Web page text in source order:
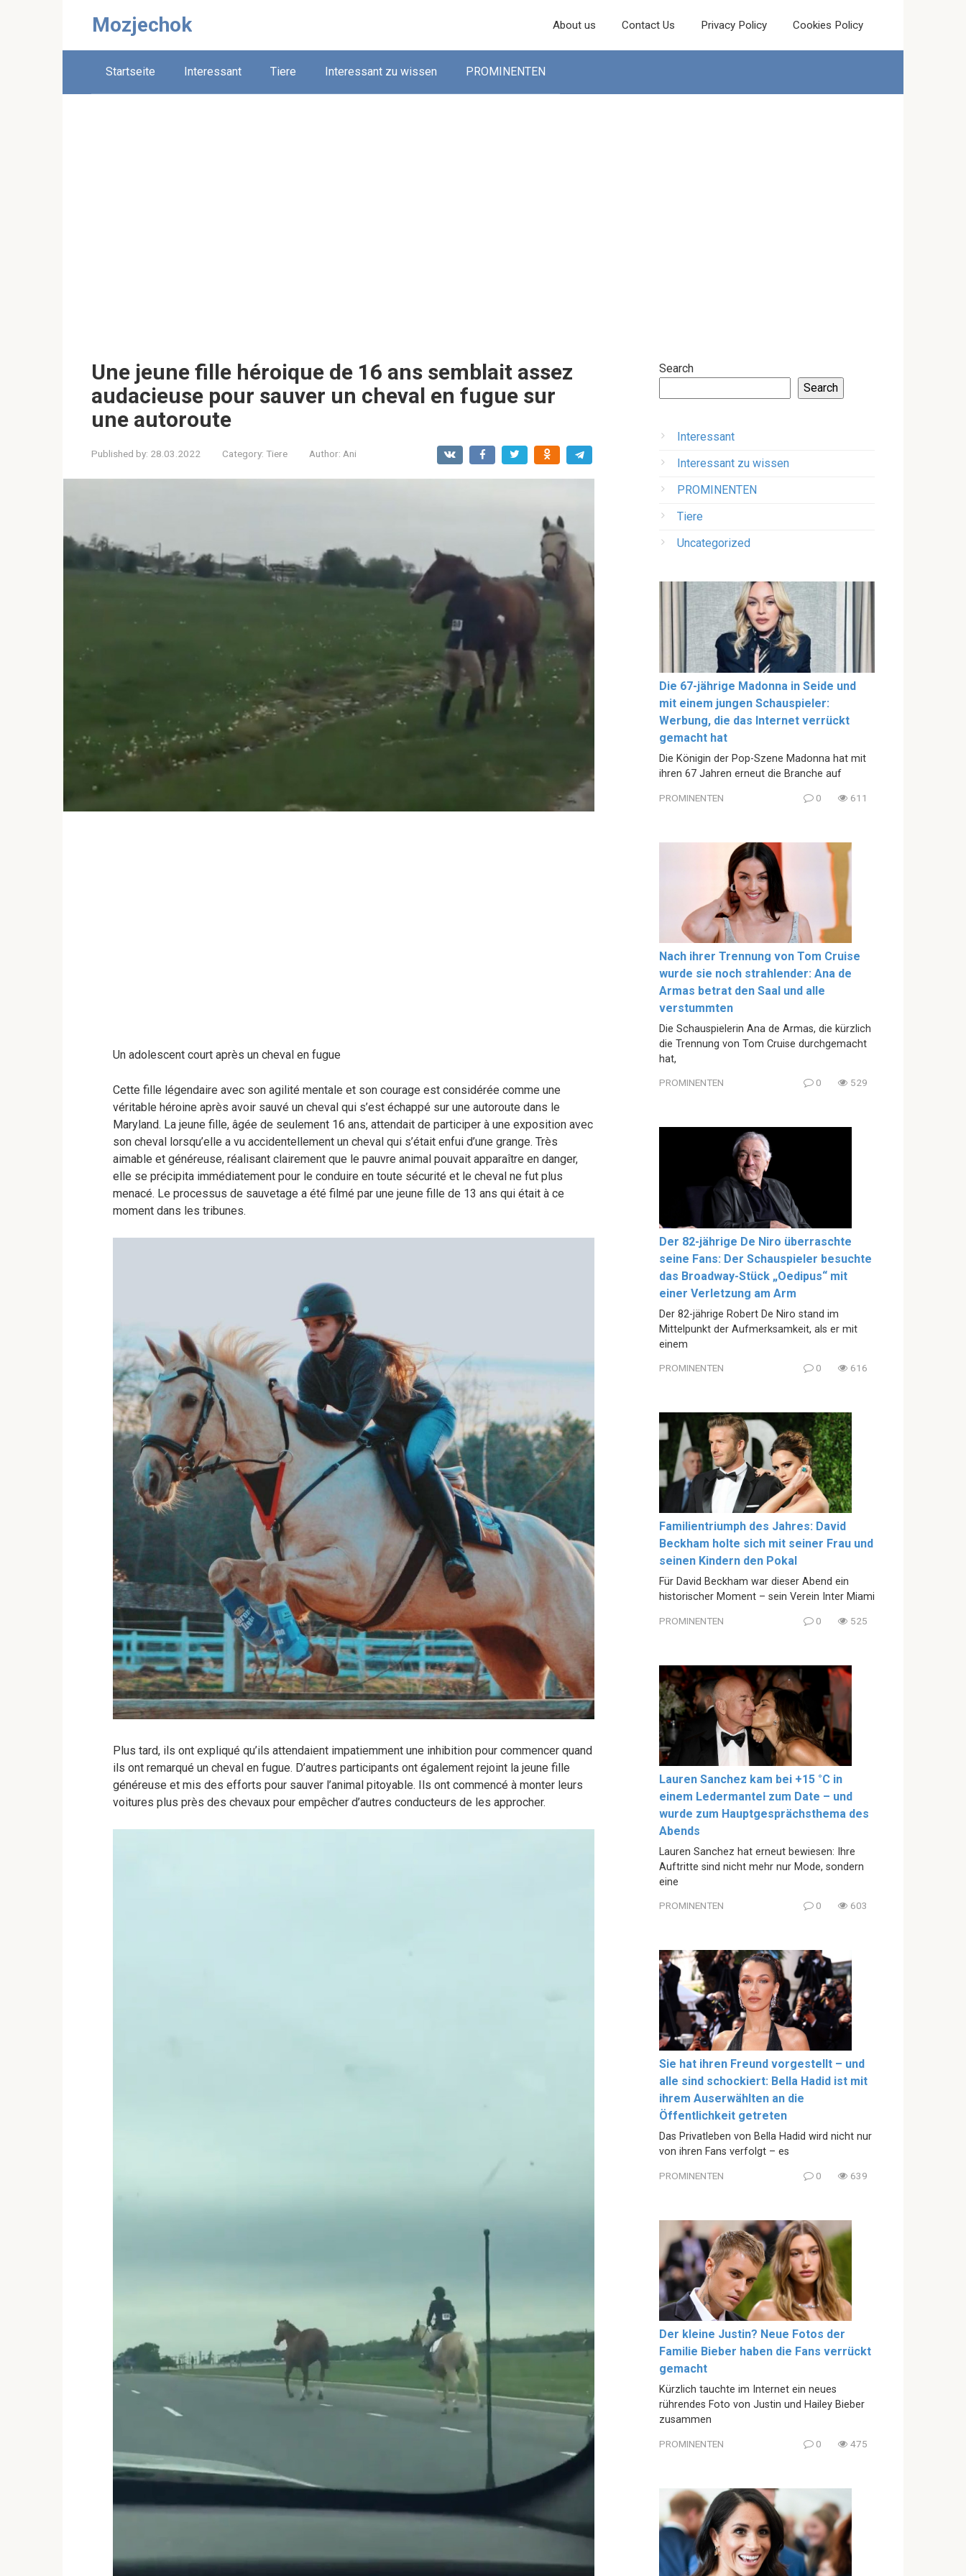
Mozjechok About us Contact Us Privacy Policy Cookies Policy
Startseite Interessant Tiere Interessant zu wissen PROMINENTEN
Une jeune fille héroique de 16 ans semblait assez
audacieuse pour sauver un cheval en fugue sur
une autoroute
Published by: 28.03.2022 Category: Tiere Author: Ani
Un adolescent court après un cheval en fugue
Cette fille légendaire avec son agilité mentale et son courage est considérée comme une
véritable héroine après avoir sauvé un cheval qui s’est échappé sur une autoroute dans le
Maryland. La jeune fille, âgée de seulement 16 ans, attendait de participer à une exposition avec
son cheval lorsqu’elle a vu accidentellement un cheval qui s’était enfui d’une grange. Très
aimable et généreuse, réalisant clairement que le pauvre animal pouvait apparaître en danger,
elle se précipita immédiatement pour le conduire en toute sécurité et le cheval ne fut plus
menacé. Le processus de sauvetage a été filmé par une jeune fille de 13 ans qui était à ce
moment dans les tribunes.
Plus tard, ils ont expliqué qu’ils attendaient impatiemment une inhibition pour commencer quand
ils ont remarqué un cheval en fugue. D’autres participants ont également rejoint la jeune fille
généreuse et mis des efforts pour sauver l’animal pitoyable. Ils ont commencé à monter leurs
voitures plus près des chevaux pour empêcher d’autres conducteurs de les approcher.
Search
Search
Interessant
Interessant zu wissen
PROMINENTEN
Tiere
Uncategorized
Die 67-jährige Madonna in Seide und
mit einem jungen Schauspieler:
Werbung, die das Internet verrückt
gemacht hat
Die Königin der Pop-Szene Madonna hat mit
ihren 67 Jahren erneut die Branche auf
PROMINENTEN 0 611
Nach ihrer Trennung von Tom Cruise
wurde sie noch strahlender: Ana de
Armas betrat den Saal und alle
verstummten
Die Schauspielerin Ana de Armas, die kürzlich
die Trennung von Tom Cruise durchgemacht
hat,
PROMINENTEN 0 529
Der 82-jährige De Niro überraschte
seine Fans: Der Schauspieler besuchte
das Broadway-Stück „Oedipus“ mit
einer Verletzung am Arm
Der 82-jährige Robert De Niro stand im
Mittelpunkt der Aufmerksamkeit, als er mit
einem
PROMINENTEN 0 616
Familientriumph des Jahres: David
Beckham holte sich mit seiner Frau und
seinen Kindern den Pokal
Für David Beckham war dieser Abend ein
historischer Moment – sein Verein Inter Miami
PROMINENTEN 0 525
Lauren Sanchez kam bei +15 °C in
einem Ledermantel zum Date – und
wurde zum Hauptgesprächsthema des
Abends
Lauren Sanchez hat erneut bewiesen: Ihre
Auftritte sind nicht mehr nur Mode, sondern
eine
PROMINENTEN 0 603
Sie hat ihren Freund vorgestellt – und
alle sind schockiert: Bella Hadid ist mit
ihrem Auserwählten an die
Öffentlichkeit getreten
Das Privatleben von Bella Hadid wird nicht nur
von ihren Fans verfolgt – es
PROMINENTEN 0 639
Der kleine Justin? Neue Fotos der
Familie Bieber haben die Fans verrückt
gemacht
Kürzlich tauchte im Internet ein neues
rührendes Foto von Justin und Hailey Bieber
zusammen
PROMINENTEN 0 475